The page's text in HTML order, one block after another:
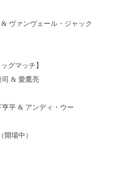
ヴァンヴェール・ジャック
グマッチ】
司 & 愛鷹亮
平 & アンディ・ウー
場中）